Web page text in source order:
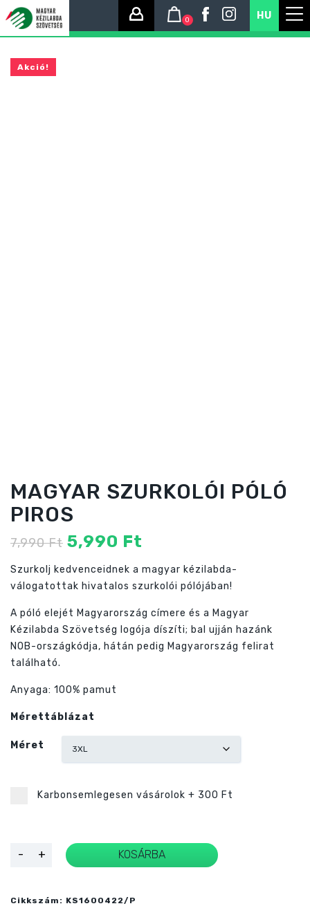
HU
0
Akció!
MAGYAR SZURKOLÓI PÓLÓ
PIROS
7,990Ft Original
was:
7,990 Ft
5,990 Ft
is:
5,990 Ft
Szurkolj kedvenceidnek a magyar kézilabda-
válogatottak hivatalos szurkolói pólójában!
A póló elejét Magyarország címere és a Magyar
Kézilabda Szövetség logója díszíti; bal ujján hazánk
NOB-országkódja, hátán pedig Magyarország felirat
található.
Anyaga: 100% pamut
Mérettáblázat
Méret
Karbonsemlegesen vásárolok + 300 Ft
-
Magyar
szurkolói
+ KOSÁRBA
Cikkszám: KS1600422/P